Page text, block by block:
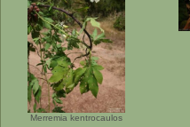
Merremia kentrocaulos